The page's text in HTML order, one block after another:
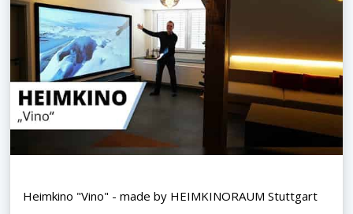
Heimkino "Vino" - made by HEIMKINORAUM Stuttgart